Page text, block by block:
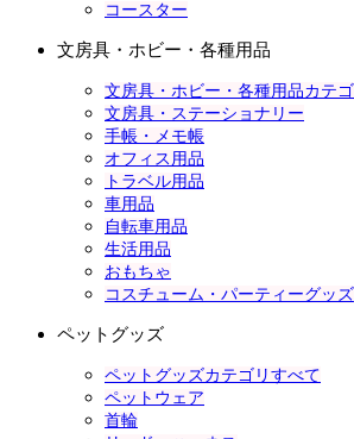
コースター
文房具・ホビー・各種用品
文房具・ホビー・各種用品カテ
文房具・ステーショナリー
手帳・メモ帳
オフィス用品
トラベル用品
車用品
自転車用品
生活用品
おもちゃ
コスチューム・パーティーグッズ
ペットグッズ
ペットグッズカテゴリすべて
ペットウェア
首輪